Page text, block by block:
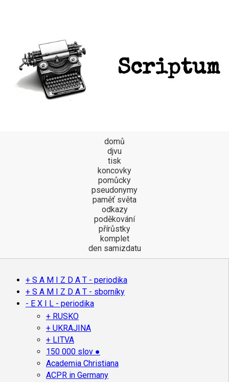
Scriptum
domů
djvu
tisk
koncovky
pomůcky
pseudonymy
paměť světa
odkazy
poděkování
přírůstky
komplet
den samizdatu
+ S A M I Z D A T - periodika
+ S A M I Z D A T - sborníky
- E X I L - periodika
+ RUSKO
+ UKRAJINA
+ LITVA
150 000 slov ●
Academia Christiana
ACPR in Germany